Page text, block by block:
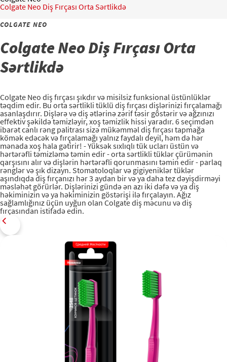
Colgate Neo Diş Fırçası Orta Sərtlikdə
COLGATE NEO
Colgate Neo Diş Fırçası Orta
Sərtlikdə
Colgate Neo diş fırçası şıkdır və misilsiz funksional üstünlüklər
təqdim edir. Bu orta sərtlikli tüklü diş fırçası dişlərinizi fırçalamağı
asanlaşdırır. Dişlərə və diş ətlərinə zərif təsir göstərir və ağzınızı
effektiv şəkildə təmizləyir, xoş təmizlik hissi yaradır. 6 seçimdən
ibarət canlı rəng palitrası sizə mükəmməl diş fırçası tapmağa
kömək edəcək və fırçalamağı yalnız faydalı deyil, həm də hər
mənada xoş hala gətirir! - Yüksək sıxlıqlı tük ucları üstün və
hərtərəfli təmizləmə təmin edir - orta sərtlikli tüklər çürümənin
qarşısını alır və dişlərin hərtərəfli qorunmasını təmin edir - parlaq
rənglər və şık dizayn. Stomatoloqlar və gigiyeniklər tüklər
aşındıqda diş fırçanızı hər 3 aydan bir və ya daha tez dəyişdirməyi
məsləhət görürlər. Dişlərinizi gündə ən azı iki dəfə və ya diş
həkiminizin və ya həkiminizin göstərişi ilə fırçalayın. Ağız
sağlamlığınız üçün uyğun olan Colgate diş məcunu və diş
fırçasından istifadə edin.